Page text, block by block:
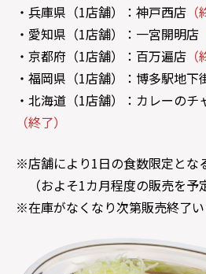
・兵庫県（1店舗）：神戸西店
・愛知県（1店舗）：一宮開明店
・京都府（1店舗）：百万遍店
・福岡県（1店舗）：博多駅地下
・北海道（1店舗）：カレーの
（終了）
※店舗により1日の食数限定とな
（およそ1カ月程度の販売を予
※在庫がなくなり次第販売終了